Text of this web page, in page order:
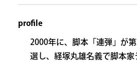
profile
2000年に、脚本「連弾」が
選し、経塚丸雄名義で脚本